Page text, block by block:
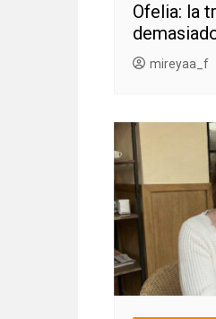
Ofelia: la
mireyaa_f